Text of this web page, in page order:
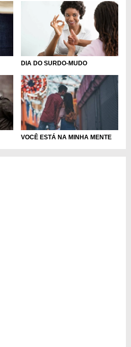
DIA DO SURDO-MUDO
VOCÊ ESTÁ NA MINHA MENTE